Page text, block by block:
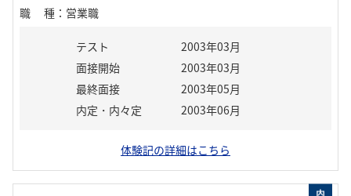
職種 ： 営業職
テスト
2003年03月
面接開始
2003年03月
最終面接
2003年05月
内定・内々定
2003年06月
体験記の詳細はこちら